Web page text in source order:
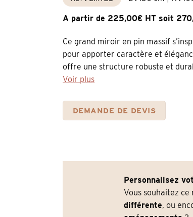
A partir de 225,00€ HT soit
Ce grand miroir en pin massif
pour apporter caractère et
offre une structure robuste et
Voir plus
DEMANDE DE DEVIS
Personnalisez
Vous souhaitez ce
différente, ou